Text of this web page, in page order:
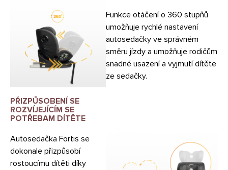
Funkce otáčení o 360 stupňů
umožňuje rychlé nastavení
autosedačky ve správném
směru jízdy a umožňuje rodičům
snadné usazení a vyjmutí dítěte
ze sedačky.
PŘIZPŮSOBENÍ SE
ROZVÍJEJÍCÍM SE
POTŘEBAM DÍTĚTE
Autosedačka Fortis se
dokonale přizpůsobí
rostoucímu dítěti díky